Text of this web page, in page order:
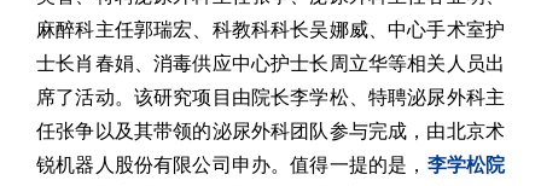
麻醉科主任郭瑞宏、科教科科长吴娜威、中心手术室护
士长肖春娟、消毒供应中心护士长周立华等相关人员出
席了活动。该研究项目由院长李学松、特聘泌尿外科主
任张争以及其带领的泌尿外科团队参与完成，由北京术
锐机器人股份有限公司申办。值得一提的是， 李学松院